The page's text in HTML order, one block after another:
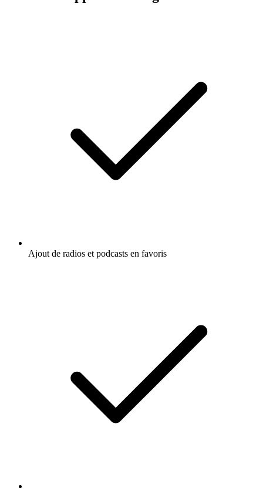
Ajout de radios et podcasts en favoris